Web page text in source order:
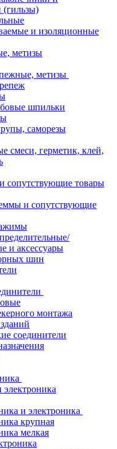
(гильзы)
и изоляционные
метизы
метизы
шпильки
саморезы
смеси, герметик, клей,
сопутствующие товары
и сопутствующие
и аксессуары
шин
монтажа
соединители
электроника
и электроника
крупная
мелкая